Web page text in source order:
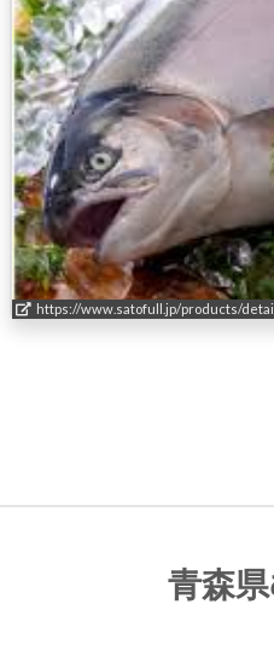
https://www.satofull.jp/products/
青森